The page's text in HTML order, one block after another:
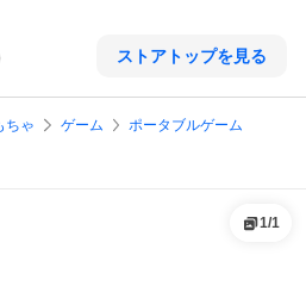
ストアトップを見る
ちゃ ゲーム ポータブルゲーム
1/1